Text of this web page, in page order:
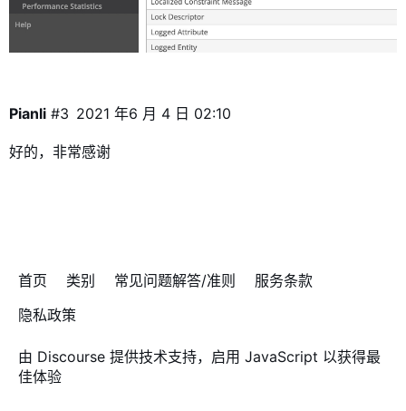
Pianli 2021 年6 月 4 日 02:10
#3
好的，非常感谢
首页 类别 常见问题解答/准则
服务条款
隐私政策
由 Discourse 提供技术支持，启用 JavaScript 以获得最
佳体验